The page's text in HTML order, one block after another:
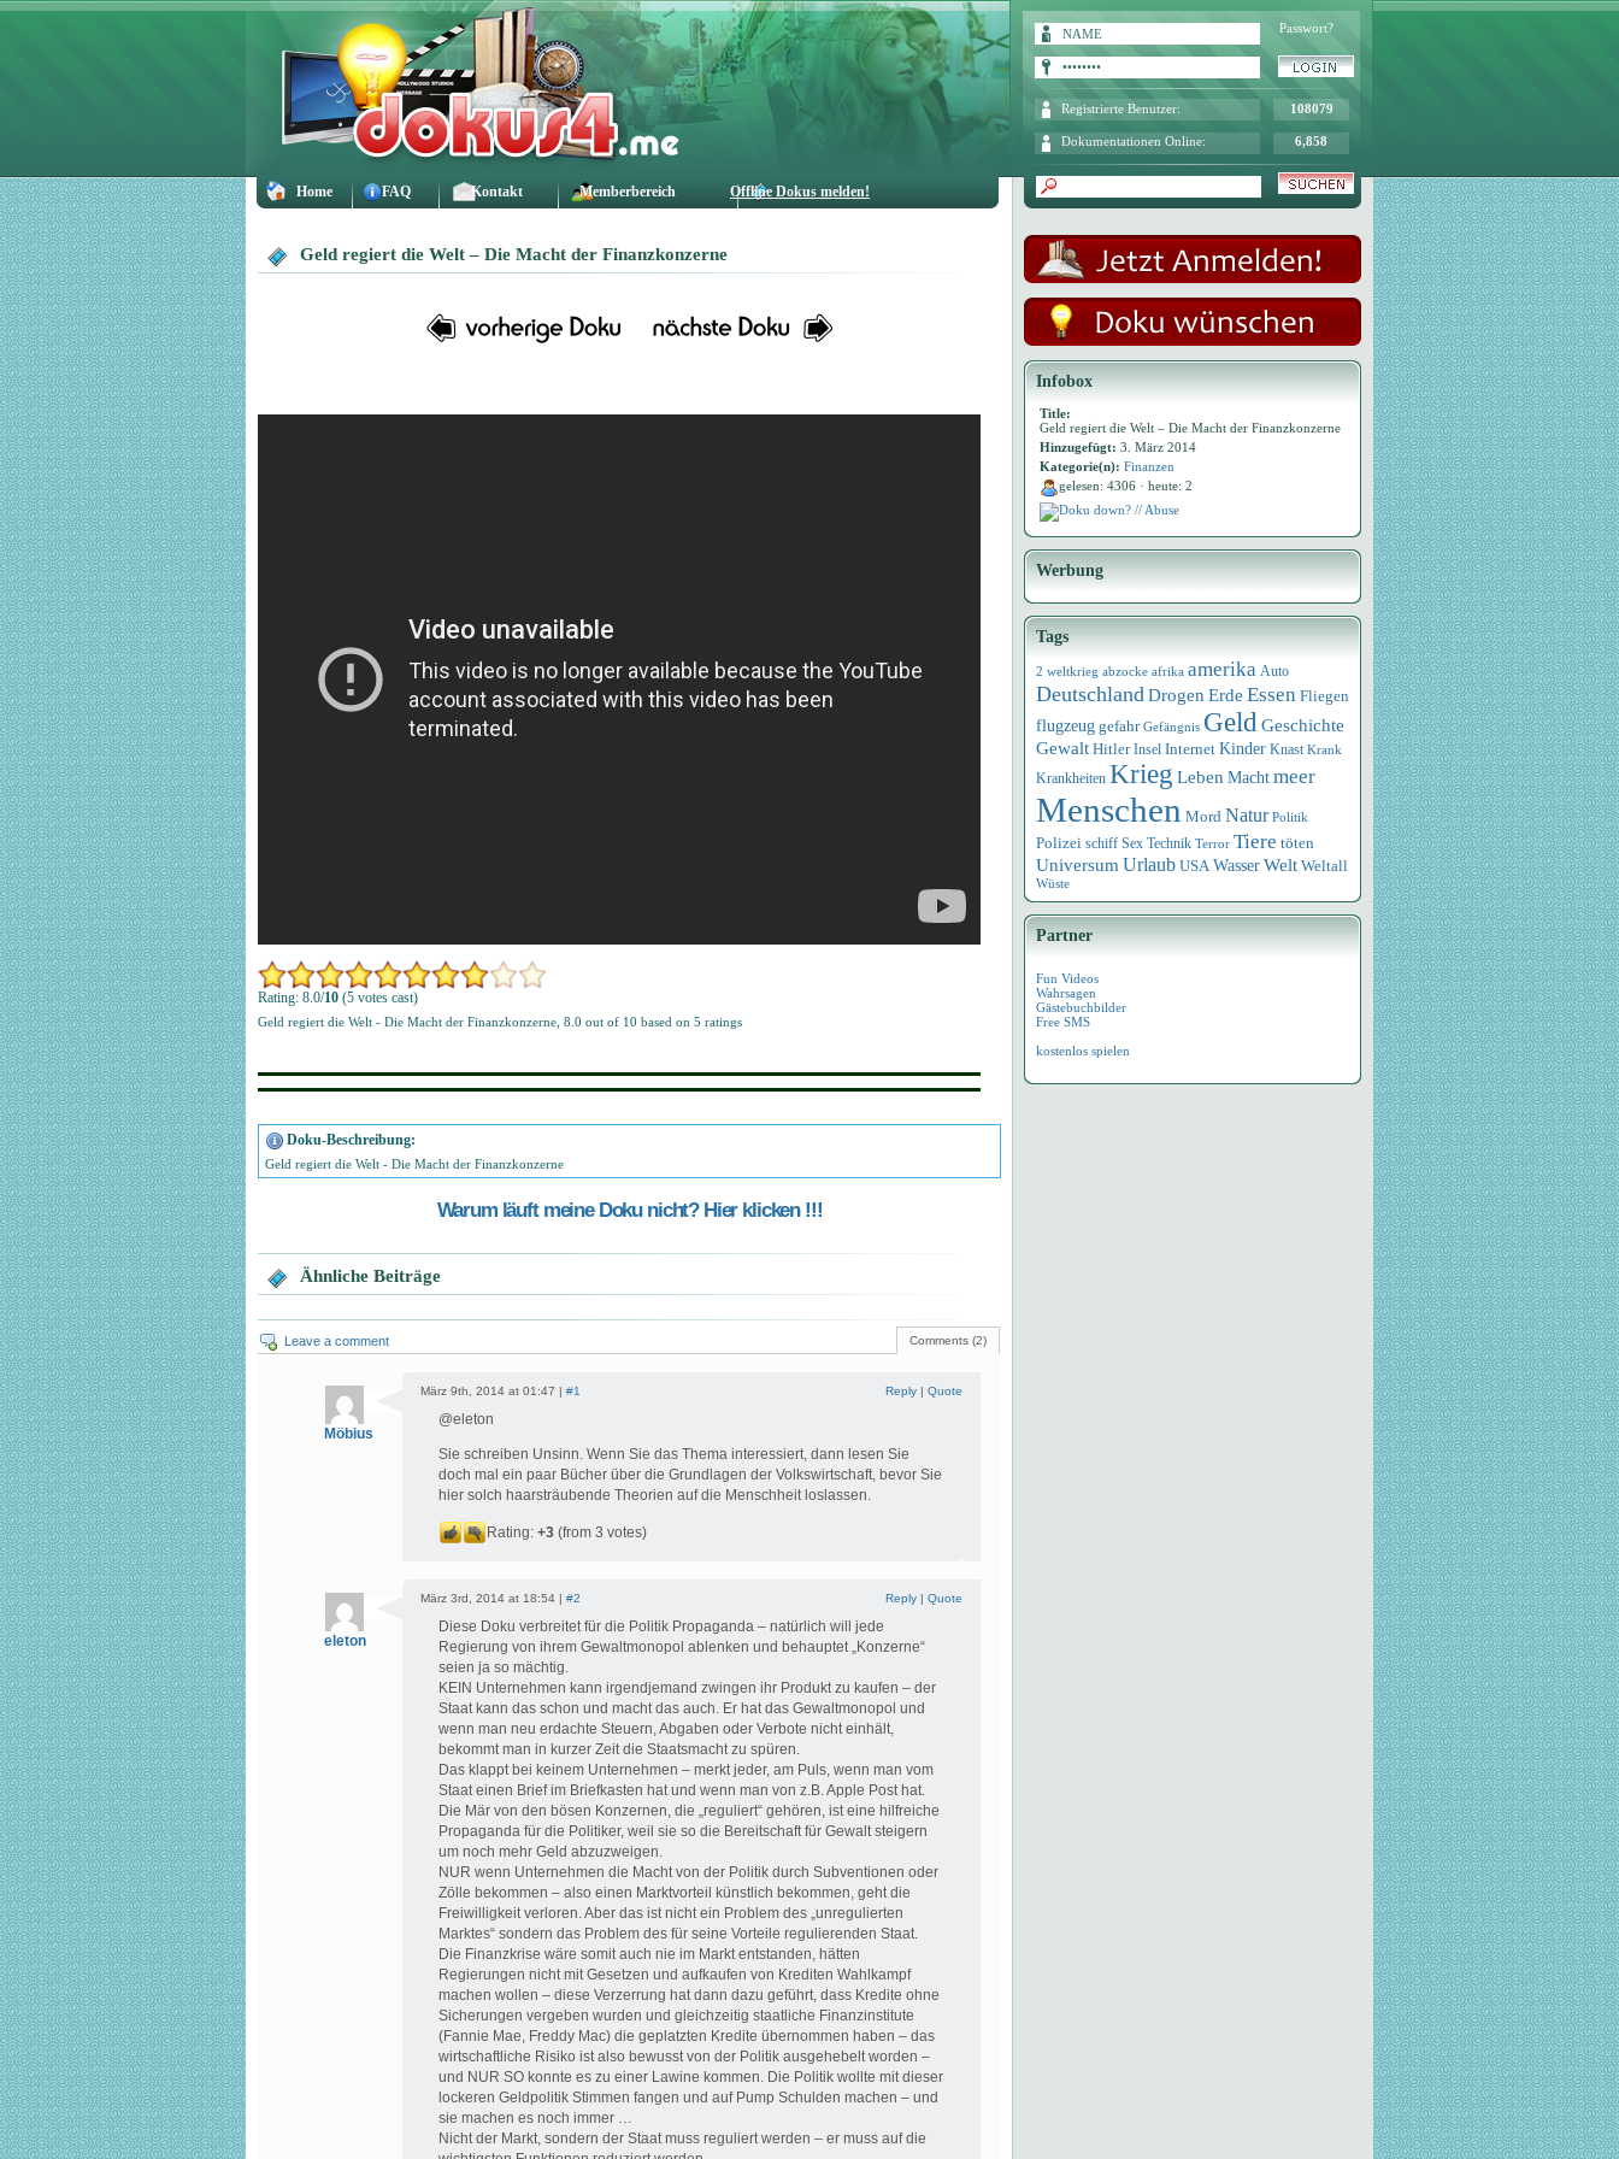
Home FAQ Kontakt Memberbereich Offline Dokus melden!
Passwort?
Registrierte Benutzer: 108079
Dokumentationen Online: 6,858
Geld regiert die Welt – Die Macht der Finanzkonzerne
Rating: 8.0/10 (5 votes cast)
Geld regiert die Welt - Die Macht der Finanzkonzerne 8.0 out of 10 based on 5 ratings
Doku-Beschreibung:
Geld regiert die Welt - Die Macht der Finanzkonzerne
Warum läuft meine Doku nicht? Hier klicken !!!
Ähnliche Beiträge
Comments (2)
Leave a comment
Möbius
März 9th, 2014 at 01:47 | #1 Reply | Quote
@eleton
Sie schreiben Unsinn. Wenn Sie das Thema interessiert, dann lesen Sie
doch mal ein paar Bücher über die Grundlagen der Volkswirtschaft, bevor Sie
hier solch haarsträubende Theorien auf die Menschheit loslassen.
Rating: +3 (from 3 votes)
eleton
März 3rd, 2014 at 18:54 | #2 Reply | Quote
Diese Doku verbreitet für die Politik Propaganda – natürlich will jede
Regierung von ihrem Gewaltmonopol ablenken und behauptet „Konzerne“
seien ja so mächtig.
KEIN Unternehmen kann irgendjemand zwingen ihr Produkt zu kaufen – der
Staat kann das schon und macht das auch. Er hat das Gewaltmonopol und
wenn man neu erdachte Steuern, Abgaben oder Verbote nicht einhält,
bekommt man in kurzer Zeit die Staatsmacht zu spüren.
Das klappt bei keinem Unternehmen – merkt jeder, am Puls, wenn man vom
Staat einen Brief im Briefkasten hat und wenn man von z.B. Apple Post hat.
Die Mär von den bösen Konzernen, die „reguliert“ gehören, ist eine hilfreiche
Propaganda für die Politiker, weil sie so die Bereitschaft für Gewalt steigern
um noch mehr Geld abzuzweigen.
NUR wenn Unternehmen die Macht von der Politik durch Subventionen oder
Zölle bekommen – also einen Marktvorteil künstlich bekommen, geht die
Freiwilligkeit verloren. Aber das ist nicht ein Problem des „unregulierten
Marktes“ sondern das Problem des für seine Vorteile regulierenden Staat.
Die Finanzkrise wäre somit auch nie im Markt entstanden, hätten
Regierungen nicht mit Gesetzen und aufkaufen von Krediten Wahlkampf
machen wollen – diese Verzerrung hat dann dazu geführt, dass Kredite ohne
Sicherungen vergeben wurden und gleichzeitig staatliche Finanzinstitute
(Fannie Mae, Freddy Mac) die geplatzten Kredite übernommen haben – das
wirtschaftliche Risiko ist also bewusst von der Politik ausgehebelt worden –
und NUR SO konnte es zu einer Lawine kommen. Die Politik wollte mit dieser
lockeren Geldpolitik Stimmen fangen und auf Pump Schulden machen – und
sie machen es noch immer …
Nicht der Markt, sondern der Staat muss reguliert werden – er muss auf die
Infobox
Title:
Geld regiert die Welt – Die Macht der Finanzkonzerne
Hinzugefügt: 3. März 2014
Kategorie(n): Finanzen
gelesen: 4306 · heute: 2
Doku down? // Abuse
Werbung
Tags
2 weltkrieg abzocke afrika amerika Auto
DeutschlandDrogen Erde Essen Fliegen
flugzeug gefahr Gefängnis GeldGeschichte
Gewalt Hitler Insel Internet Kinder Knast Krank
Krankheiten Krieg Leben Macht meer
Menschen Mord Natur Politik
Polizei schiff Sex Technik Terror Tiere töten
Universum Urlaub USA WasserWelt Weltall
Wüste
Partner
Fun Videos
Wahrsagen
Gästebuchbilder
Free SMS
kostenlos spielen